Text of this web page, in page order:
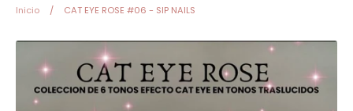
+BASE RUBBER+
Inicio / CAT EYE ROSE #06 - SIP NAILS